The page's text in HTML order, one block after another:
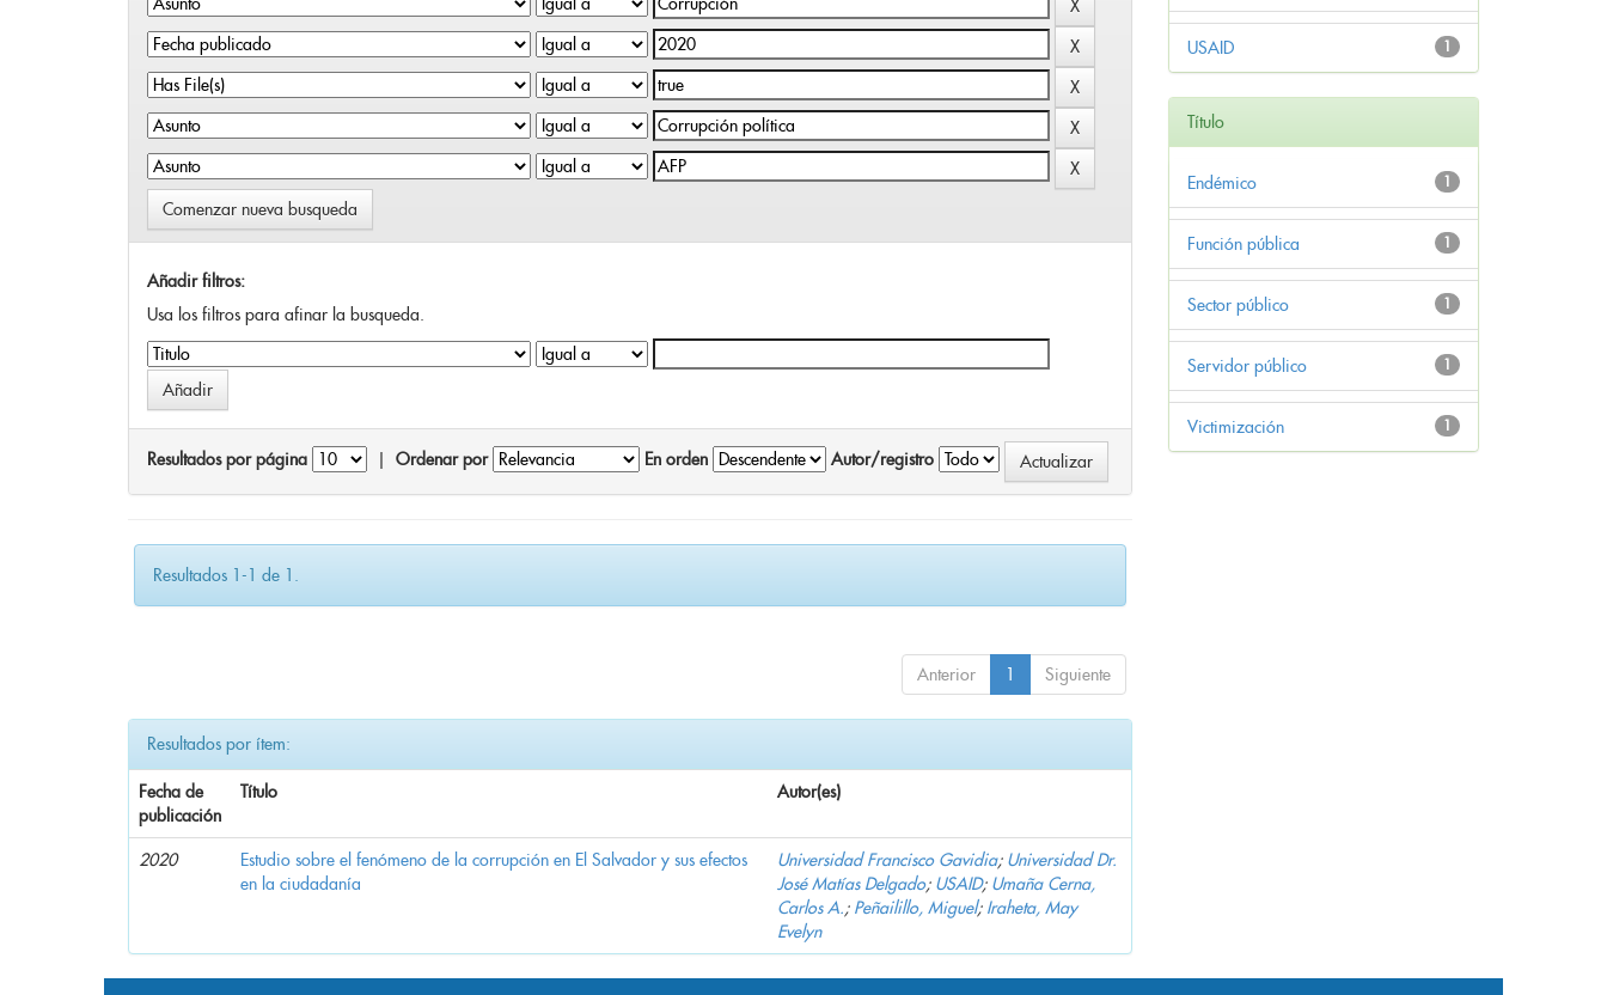
Comenzar nueva busqueda
Añadir filtros:
Usa los filtros para afinar la busqueda.
Resultados por página Ordenar por En orden Autor/registro
Resultados 1-1 de 1.
Anterior 1 Siguiente
Resultados por ítem:
Fecha de
publicación
Título Autor(es)
2020
Estudio sobre el fenómeno de la corrupción en El Salvador y sus efectos
en la ciudadanía
Universidad Francisco Gavidia; Universidad Dr.
José Matías Delgado; USAID; Umaña Cerna,
Carlos A.; Peñailillo, Miguel; Iraheta, May
Evelyn
1
USAID
Título
1
Endémico
1
Función pública
1
Sector público
1
Servidor público
1
Victimización